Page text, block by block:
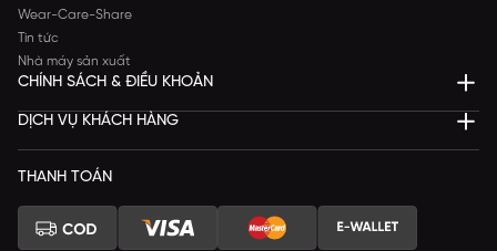
Wear-Care-Share
Tin tức
Nhà máy sản xuất
CHÍNH SÁCH & ĐIỀU KHOẢN
DỊCH VỤ KHÁCH HÀNG
THANH TOÁN